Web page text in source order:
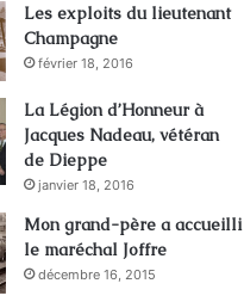
Les exploits du lieutenant
Champagne
février 18, 2016
La Légion d’Honneur à
Jacques Nadeau, vétéran
de Dieppe
janvier 18, 2016
Mon grand-père a accueilli
le maréchal Joffre
décembre 16, 2015